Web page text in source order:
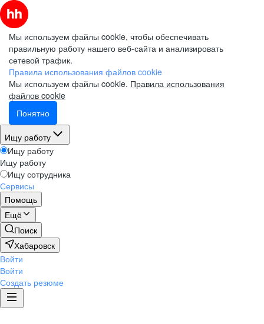
Мы используем файлы cookie, чтобы обеспечивать
правильную работу нашего веб-сайта и анализировать
сетевой трафик.
Правила использования файлов cookie
Мы используем файлы cookie. Правила использования
файлов cookie
Понятно
Ищу работу
Ищу работу
Ищу работу
Ищу сотрудника
Сервисы
Помощь
Ещё
Поиск
Хабаровск
Войти
Войти
Создать резюме